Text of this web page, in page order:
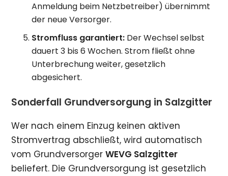
Anmeldung beim Netzbetreiber) übernimmt
der neue Versorger.
Stromfluss garantiert: Der Wechsel selbst
dauert 3 bis 6 Wochen. Strom fließt ohne
Unterbrechung weiter, gesetzlich
abgesichert.
Sonderfall Grundversorgung in Salzgitter
Wer nach einem Einzug keinen aktiven
Stromvertrag abschließt, wird automatisch
vom GrundversorgerWEVG Salzgitter
beliefert. Die Grundversorgung ist gesetzlich